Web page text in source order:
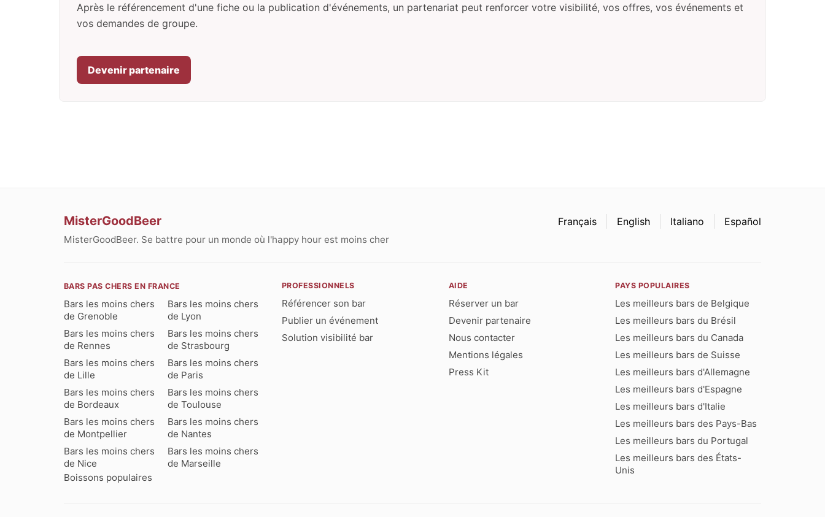
Après le référencement d'une fiche ou la publication d'événements, un partenariat peut renforcer votre visibilité, vos offres, vos événements et
vos demandes de groupe.
Devenir partenaire
MisterGoodBeer
MisterGoodBeer. Se battre pour un monde où l'happy hour est moins cher
Français English Italiano Español
BARS PAS CHERS EN FRANCE
Bars les moins chers
de Grenoble
Bars les moins chers
de Lyon
Bars les moins chers
de Rennes
Bars les moins chers
de Strasbourg
Bars les moins chers
de Lille
Bars les moins chers
de Paris
Bars les moins chers
de Bordeaux
Bars les moins chers
de Toulouse
Bars les moins chers
de Montpellier
Bars les moins chers
de Nantes
Bars les moins chers
de Nice
Bars les moins chers
de Marseille
Boissons populaires
PROFESSIONNELS
Référencer son bar
Publier un événement
Solution visibilité bar
AIDE
Réserver un bar
Devenir partenaire
Nous contacter
Mentions légales
Press Kit
PAYS POPULAIRES
Les meilleurs bars de Belgique
Les meilleurs bars du Brésil
Les meilleurs bars du Canada
Les meilleurs bars de Suisse
Les meilleurs bars d'Allemagne
Les meilleurs bars d'Espagne
Les meilleurs bars d'Italie
Les meilleurs bars des Pays-Bas
Les meilleurs bars du Portugal
Les meilleurs bars des États-
Unis